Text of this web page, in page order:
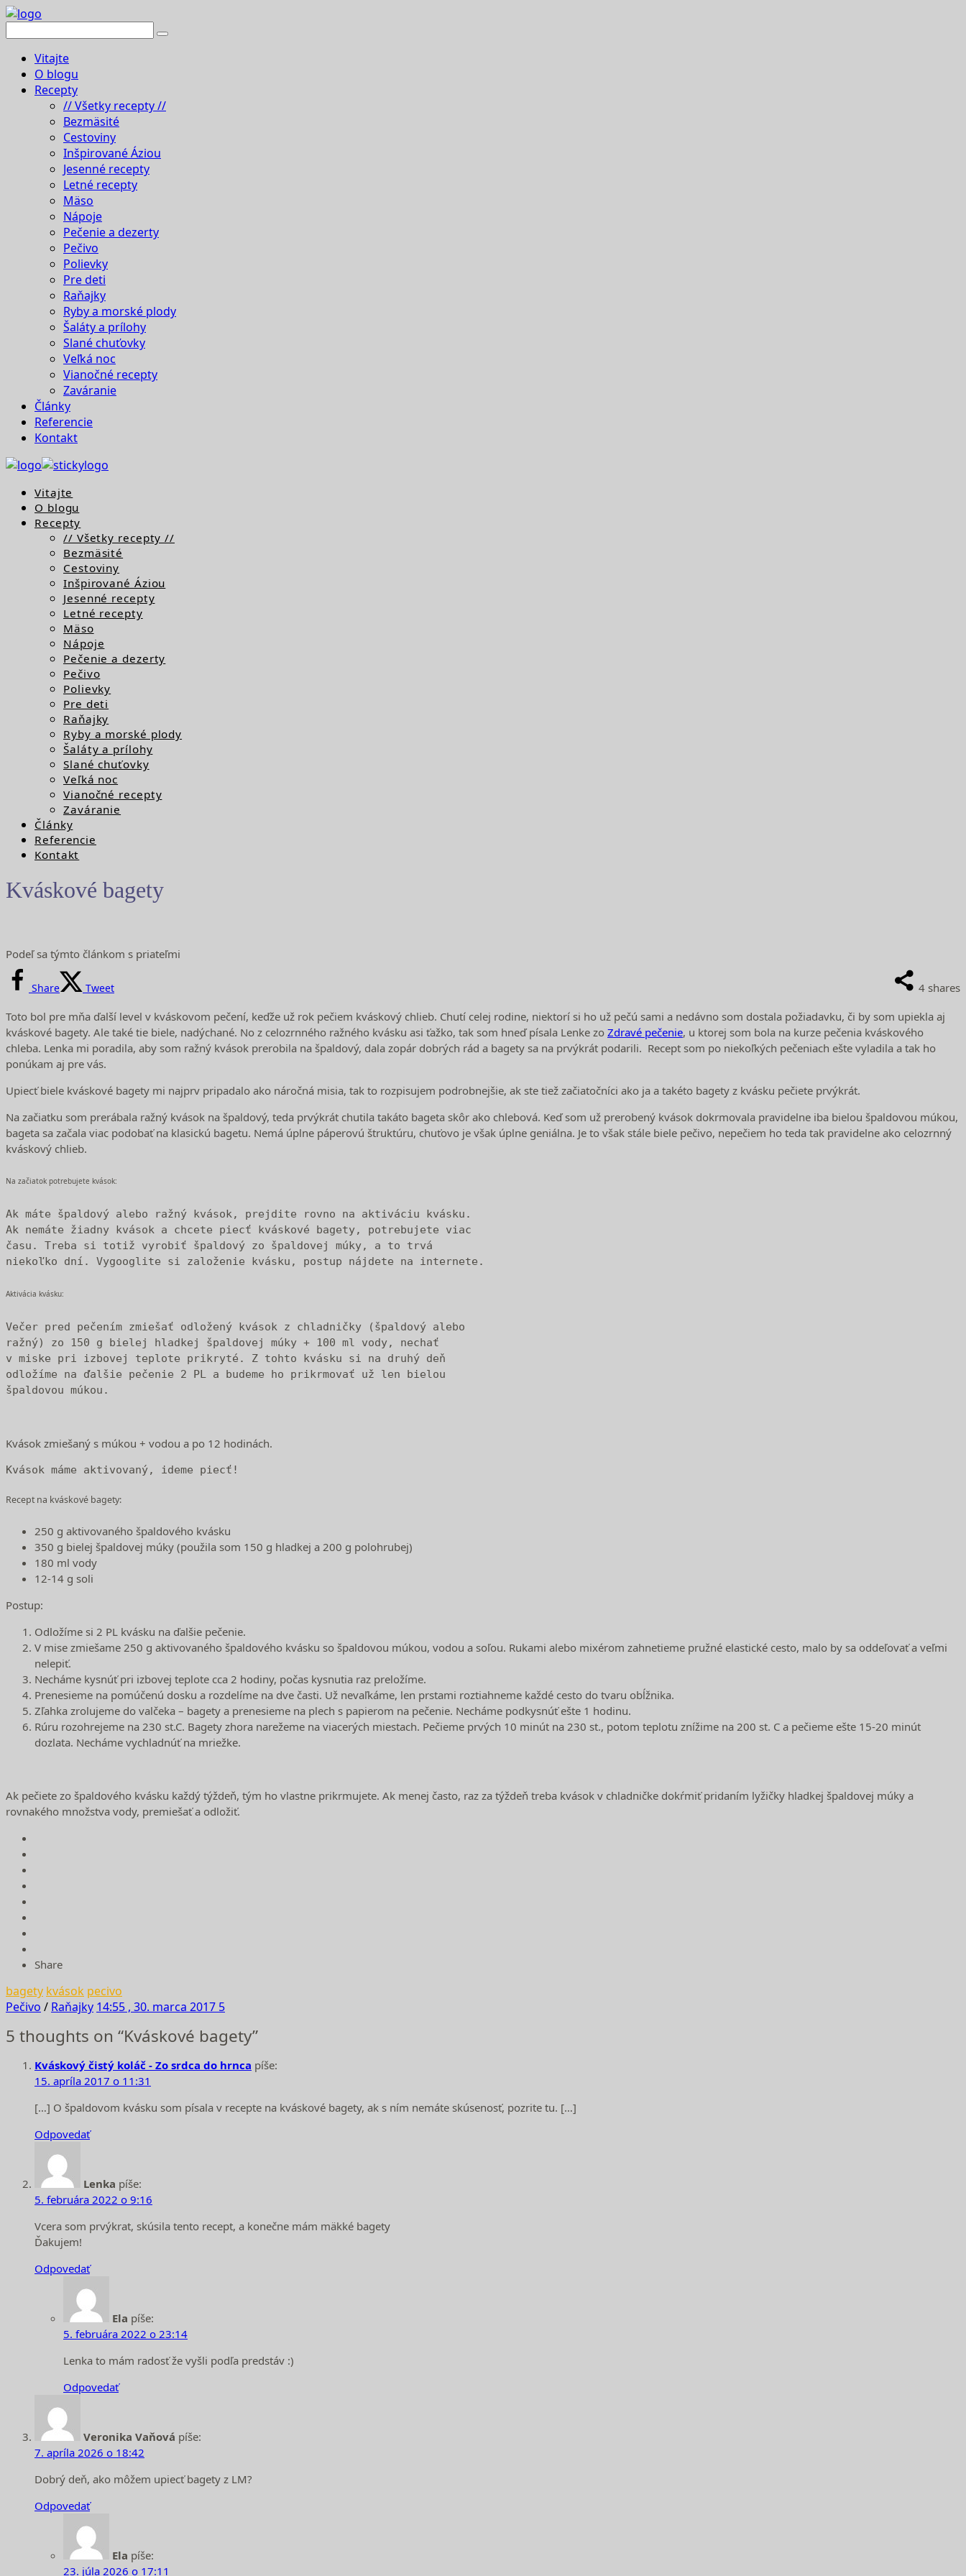
Vitajte
O blogu
Recepty
// Všetky recepty //
Bezmäsité
Cestoviny
Inšpirované Áziou
Jesenné recepty
Letné recepty
Mäso
Nápoje
Pečenie a dezerty
Pečivo
Polievky
Pre deti
Raňajky
Ryby a morské plody
Šaláty a prílohy
Slané chuťovky
Veľká noc
Vianočné recepty
Zaváranie
Články
Referencie
Kontakt
Vitajte
O blogu
Recepty
// Všetky recepty //
Bezmäsité
Cestoviny
Inšpirované Áziou
Jesenné recepty
Letné recepty
Mäso
Nápoje
Pečenie a dezerty
Pečivo
Polievky
Pre deti
Raňajky
Ryby a morské plody
Šaláty a prílohy
Slané chuťovky
Veľká noc
Vianočné recepty
Zaváranie
Články
Referencie
Kontakt
Kváskové bagety
Podeľ sa týmto článkom s priateľmi
4 shares
Share Tweet
Toto bol pre mňa ďalší level v kváskovom pečení, keďže už rok pečiem kváskový chlieb. Chutí celej rodine, niektorí si ho už pečú sami a nedávno som dostala požiadavku, či by som upiekla aj
kváskové bagety. Ale také tie biele, nadýchané. No z celozrnného ražného kvásku asi ťažko, tak som hneď písala Lenke zo Zdravé pečenie, u ktorej som bola na kurze pečenia kváskového
chleba. Lenka mi poradila, aby som ražný kvások prerobila na špaldový, dala zopár dobrých rád a bagety sa na prvýkrát podarili. Recept som po niekoľkých pečeniach ešte vyladila a tak ho
ponúkam aj pre vás.
Upiecť biele kváskové bagety mi najprv pripadalo ako náročná misia, tak to rozpisujem podrobnejšie, ak ste tiež začiatočníci ako ja a takéto bagety z kvásku pečiete prvýkrát.
Na začiatku som prerábala ražný kvások na špaldový, teda prvýkrát chutila takáto bageta skôr ako chlebová. Keď som už prerobený kvások dokrmovala pravidelne iba bielou špaldovou múkou,
bageta sa začala viac podobať na klasickú bagetu. Nemá úplne páperovú štruktúru, chuťovo je však úplne geniálna. Je to však stále biele pečivo, nepečiem ho teda tak pravidelne ako celozrnný
kváskový chlieb.
Na začiatok potrebujete kvások:
Ak máte špaldový alebo ražný kvások, prejdite rovno na aktiváciu kvásku.
Ak nemáte žiadny kvások a chcete piecť kváskové bagety, potrebujete viac
času. Treba si totiž vyrobiť špaldový zo špaldovej múky, a to trvá
niekoľko dní. Vygooglite si založenie kvásku, postup nájdete na internete.
Aktivácia kvásku:
Večer pred pečením zmiešať odložený kvások z chladničky (špaldový alebo
ražný) zo 150 g bielej hladkej špaldovej múky + 100 ml vody, nechať
v miske pri izbovej teplote prikryté. Z tohto kvásku si na druhý deň
odložíme na ďalšie pečenie 2 PL a budeme ho prikrmovať už len bielou
špaldovou múkou.
Kvások zmiešaný s múkou + vodou a po 12 hodinách.
Kvások máme aktivovaný, ideme piecť!
Recept na kváskové bagety:
250 g aktivovaného špaldového kvásku
350 g bielej špaldovej múky (použila som 150 g hladkej a 200 g polohrubej)
180 ml vody
12-14 g soli
Postup:
Odložíme si 2 PL kvásku na ďalšie pečenie.
V mise zmiešame 250 g aktivovaného špaldového kvásku so špaldovou múkou, vodou a soľou. Rukami alebo mixérom zahnetieme pružné elastické cesto, malo by sa oddeľovať a veľmi
nelepiť.
Necháme kysnúť pri izbovej teplote cca 2 hodiny, počas kysnutia raz preložíme.
Prenesieme na pomúčenú dosku a rozdelíme na dve časti. Už nevaľkáme, len prstami roztiahneme každé cesto do tvaru obĺžnika.
Zľahka zrolujeme do valčeka – bagety a prenesieme na plech s papierom na pečenie. Necháme podkysnúť ešte 1 hodinu.
Rúru rozohrejeme na 230 st.C. Bagety zhora narežeme na viacerých miestach. Pečieme prvých 10 minút na 230 st., potom teplotu znížime na 200 st. C a pečieme ešte 15-20 minút
dozlata. Necháme vychladnúť na mriežke.
Ak pečiete zo špaldového kvásku každý týždeň, tým ho vlastne prikrmujete. Ak menej často, raz za týždeň treba kvások v chladničke dokŕmiť pridaním lyžičky hladkej špaldovej múky a
rovnakého množstva vody, premiešať a odložiť.
Share
bagety kvások pecivo
Pečivo / Raňajky 14:55 , 30. marca 2017 5
5 thoughts on “Kváskové bagety”
Kváskový čistý koláč - Zo srdca do hrnca píše:
15. apríla 2017 o 11:31
[…] O špaldovom kvásku som písala v recepte na kváskové bagety, ak s ním nemáte skúsenosť, pozrite tu. […]
Odpovedať
Lenka píše:
5. februára 2022 o 9:16
Vcera som prvýkrat, skúsila tento recept, a konečne mám mäkké bagety
Ďakujem!
Odpovedať
Ela píše:
5. februára 2022 o 23:14
Lenka to mám radosť že vyšli podľa predstáv :)
Odpovedať
Veronika Vaňová píše:
7. apríla 2026 o 18:42
Dobrý deň, ako môžem upiecť bagety z LM?
Odpovedať
Ela píše:
23. júla 2026 o 17:11